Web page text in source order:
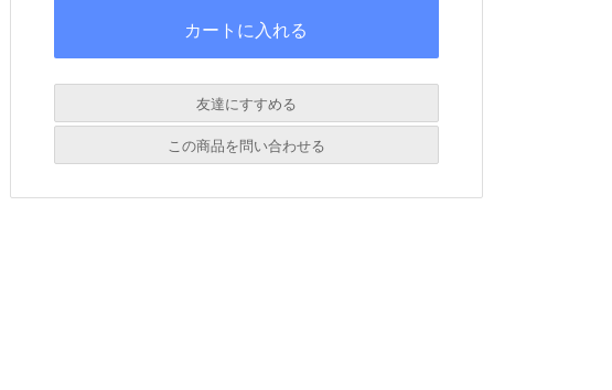
友達にすすめる
この商品を問い合わせる